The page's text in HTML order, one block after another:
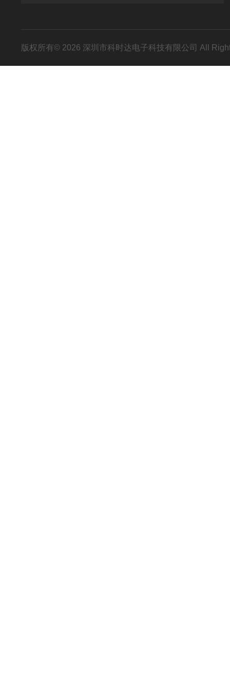
版权所有© 2026 深圳市科时达电子科技有限公司 All